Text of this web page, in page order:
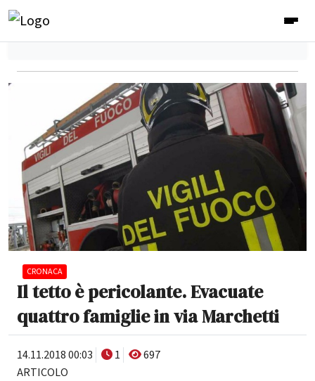
CRONACA
Il tetto è pericolante. Evacuate
quattro famiglie in via Marchetti
14.11.2018 00:03 1
697
ARTICOLO